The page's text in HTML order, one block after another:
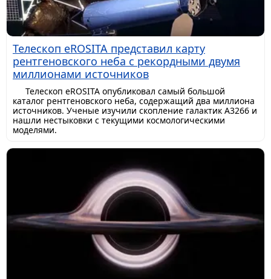
Телескоп eROSITA представил карту
рентгеновского неба с рекордными двумя
миллионами источников
Телескоп eROSITA опубликовал самый большой
каталог рентгеновского неба, содержащий два миллиона
источников. Ученые изучили скопление галактик A3266 и
нашли нестыковки с текущими космологическими
моделями.